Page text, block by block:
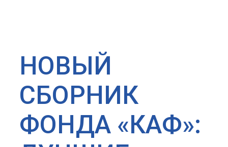
НОВЫЙ
СБОРНИК
ФОНДА «КАФ»: